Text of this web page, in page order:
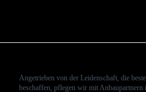
Angetrieben von der Leidenschaft, die
beschaffen, pflegen wir mit